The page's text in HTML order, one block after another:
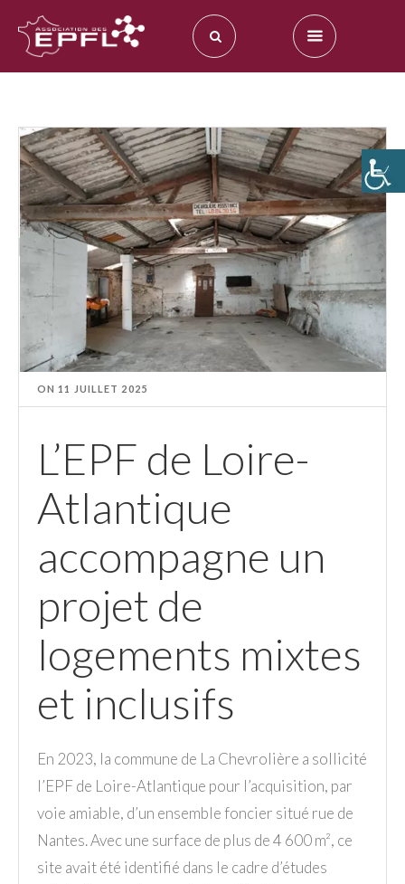
ON11 JUILLET 2025
L’EPF de Loire-
Atlantique
accompagne un
projet de
logements mixtes
et inclusifs
En 2023, la commune de La Chevrolière a sollicité
l’EPF de Loire-Atlantique pour l’acquisition, par
voie amiable, d’un ensemble foncier situé rue de
Nantes. Avec une surface de plus de 4 600 m², ce
site avait été identifié dans le cadre d’études